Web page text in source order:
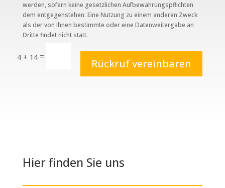
werden, sofern keine gesetzlichen Aufbewahrungspflichten
dem entgegenstehen. Eine Nutzung zu einem anderen Zweck
als der von Ihnen bestimmte oder eine Datenweitergabe an
Dritte findet nicht statt.
4 + 14 =
Rückruf vereinbaren
Hier finden Sie uns